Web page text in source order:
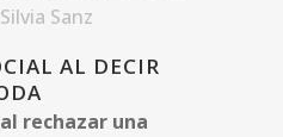
Silvia Sanz
AL DECIR
rechazar una